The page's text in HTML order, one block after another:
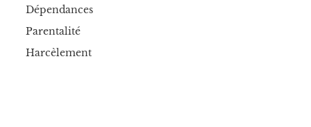
Dépendances
Parentalité
Harcèlement